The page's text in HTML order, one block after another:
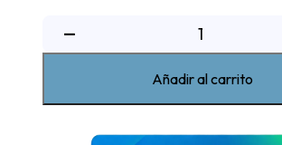
−
Bepo
Añadir al carrito